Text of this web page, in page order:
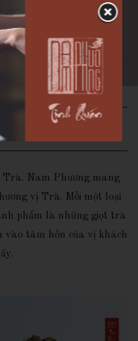
Nam Phương mang
vị Trà. Mỗi một loại
phẩm là những giọt trà
vào tâm hồn của vị khách